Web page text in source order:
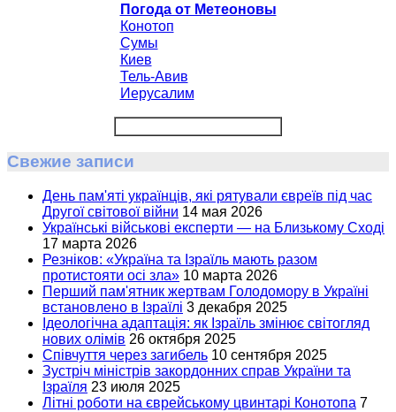
Погода от Метеоновы
Конотоп
Сумы
Киев
Тель-Авив
Иерусалим
Свежие записи
День пам'яті українців, які рятували євреїв під час
Другої світової війни 14 мая 2026
Українські військові експерти — на Близькому Сході
17 марта 2026
Резніков: «Україна та Ізраїль мають разом
протистояти осі зла» 10 марта 2026
Перший пам'ятник жертвам Голодомору в Україні
встановлено в Ізраїлі 3 декабря 2025
Ідеологічна адаптація: як Ізраїль змінює світогляд
нових олімів 26 октября 2025
Співчуття через загибель 10 сентября 2025
Зустріч міністрів закордонних справ України та
Ізраїля 23 июля 2025
Літні роботи на єврейському цвинтарі Конотопа 7